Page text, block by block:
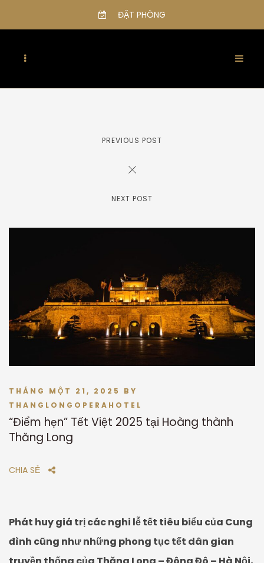
ĐẶT PHÒNG
PREVIOUS POST
NEXT POST
THÁNG MỘT 21, 2025
BY
THANGLONGOPERAHOTEL
“Điểm hẹn” Tết Việt 2025 tại Hoàng thành
Thăng Long
CHIA SẺ
Phát huy giá trị các nghi lễ tết tiêu biểu của Cung
đình cũng như những phong tục tết dân gian